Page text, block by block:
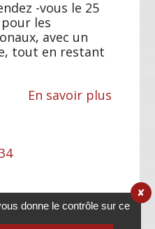
donne le contrôle sur ce
✘
-vous le 25
pour les
avec un
tout en restant
En savoir plus
4